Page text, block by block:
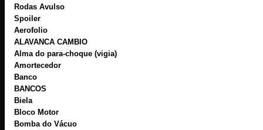
Rodas Avulso
Spoiler
Aerofolio
ALAVANCA CAMBIO
Alma do para-choque (vigia)
Amortecedor
Banco
BANCOS
Biela
Bloco Motor
Bomba do Vácuo